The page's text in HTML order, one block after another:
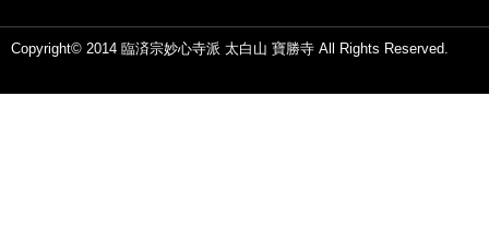
Copyright© 2014 臨済宗妙心寺派 太白山 寶勝寺 All Rights Reserved.